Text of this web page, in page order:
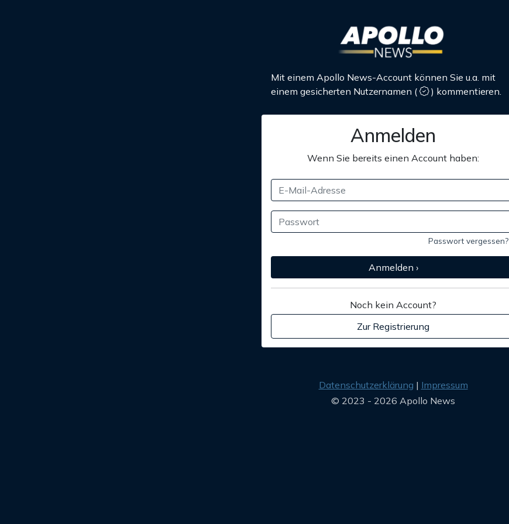
Mit einem Apollo News-Account können Sie u.a. mit
einem gesicherten Nutzernamen ( ) kommentieren.
Anmelden
Wenn Sie bereits einen Account haben:
Passwort vergessen?
Anmelden ›
Noch kein Account?
Zur Registrierung
Datenschutzerklärung
Impressum
© 2023 - 2026 Apollo News